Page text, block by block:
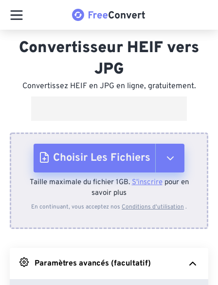
Convertisseur HEIF vers
JPG
Convertissez HEIF en JPG en ligne, gratuitement.
Choisir Les Fichiers
Depuis l'appareil
Depuis Google Drive
Taille maximale du fichier 1GB.S'inscrirepour en
savoir plus
En continuant, vous acceptez nos Conditions d'utilisation .
Paramètres avancés (facultatif)